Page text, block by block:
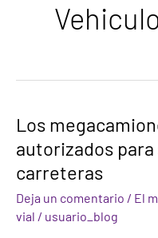
Los
autorizados
carreteras
Deja un comentario / El
vial / usuario_blog
Los
megacamiones
ya
autorizados
para
circular
por